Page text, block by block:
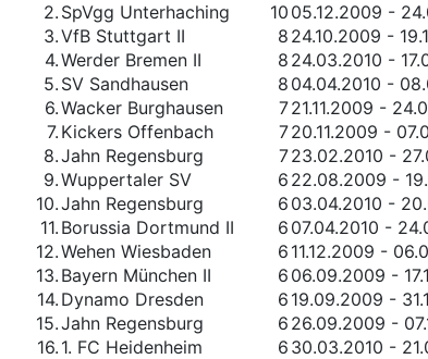
2. SpVgg Unterhaching 10 05.12.2009 -
3.VfB Stuttgart II 8 24.10.2009 -
4.Werder Bremen II 8 24.03.2010 -
5. SV Sandhausen 8 04.04.2010 -
6.Wacker Burghausen 721.11.2009 -
7. Kickers Offenbach 720.11.2009 -
8.Jahn Regensburg 723.02.2010 -
9.Wuppertaler SV 6 22.08.2009 -
10.Jahn Regensburg 6 03.04.2010 -
11. Borussia Dortmund II 6 07.04.2010 -
12.Wehen Wiesbaden 6 11.12.2009 -
13. Bayern München II 6 06.09.2009 -
14. Dynamo Dresden 6 19.09.2009 -
15.Jahn Regensburg 6 26.09.2009 -
16. 1. FC Heidenheim 6 30.03.2010 -